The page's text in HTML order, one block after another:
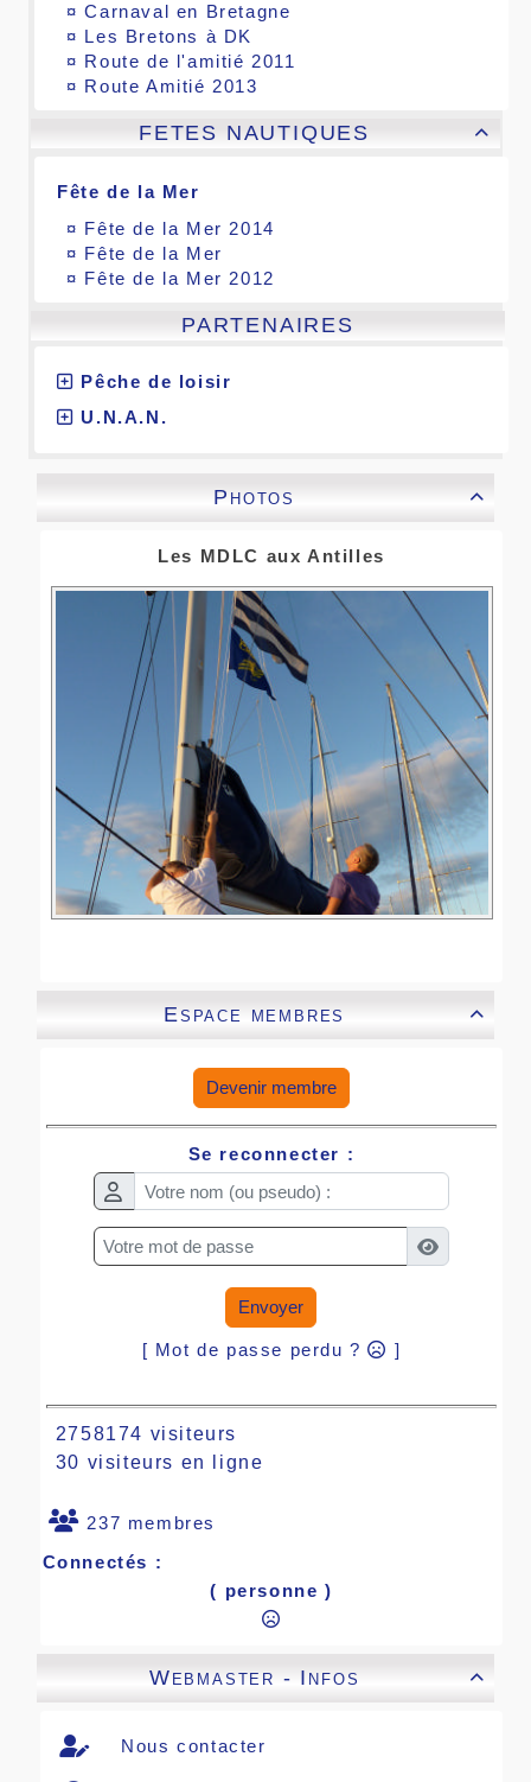
¤Carnaval en Bretagne
¤ Les Bretons à DK
¤ Route de l'amitié 2011
¤ Route Amitié 2013

FETES NAUTIQUES
Fête de la Mer
¤ Fête de la Mer 2014
¤ Fête de la Mer
¤ Fête de la Mer 2012
PARTENAIRES
Pêche de loisir
U.N.A.N.

Photos
Les MDLC aux Antilles

Espace membres
Devenir membre
Se reconnecter :
Envoyer
[ Mot de passe perdu ? ]
2758174 visiteurs
30 visiteurs en ligne
237 membres
Connectés :
( personne )

Webmaster - Infos
Nous contacter